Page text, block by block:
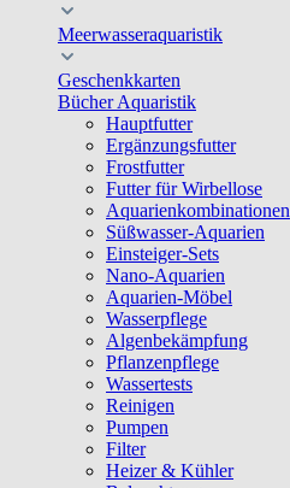
Meerwasseraquaristik
Geschenkkarten
Bücher Aquaristik
Hauptfutter
Ergänzungsfutter
Frostfutter
Futter für Wirbellose
Aquarienkombinationen
Süßwasser-Aquarien
Einsteiger-Sets
Nano-Aquarien
Aquarien-Möbel
Wasserpflege
Algenbekämpfung
Pflanzenpflege
Wassertests
Reinigen
Pumpen
Filter
Heizer & Kühler